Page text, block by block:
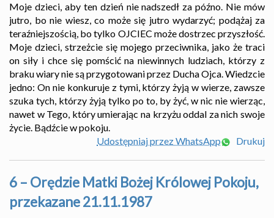
Moje dzieci, aby ten dzień nie nadszedł za późno. Nie mów
jutro, bo nie wiesz, co może się jutro wydarzyć; podążaj za
teraźniejszością, bo tylko OJCIEC może dostrzec przyszłość.
Moje dzieci, strzeżcie się mojego przeciwnika, jako że traci
on siły i chce się pomścić na niewinnych ludziach, którzy z
braku wiary nie są przygotowani przez Ducha Ojca. Wiedzcie
jedno: On nie konkuruje z tymi, którzy żyją w wierze, zawsze
szuka tych, którzy żyją tylko po to, by żyć, w nic nie wierząc,
nawet w Tego, który umierając na krzyżu oddal za nich swoje
życie. Bądźcie w pokoju.
Udostępniaj przez WhatsApp
Drukuj
6 – Orędzie Matki Bożej Królowej Pokoju,
przekazane 21.11.1987